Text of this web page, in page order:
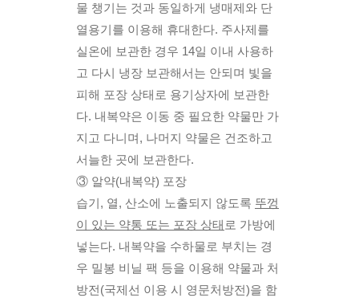
물 챙기는 것과 동일하게 냉매제와 단
열용기를 이용해 휴대한다. 주사제를
실온에 보관한 경우 14일 이내 사용하
고 다시 냉장 보관해서는 안되며 빛을
피해 포장 상태로 용기상자에 보관한
다. 내복약은 이동 중 필요한 약물만 가
지고 다니며, 나머지 약물은 건조하고
서늘한 곳에 보관한다.
③ 알약(내복약) 포장
습기, 열, 산소에 노출되지 않도록 뚜껑
이 있는 약통 또는 포장 상태 로 가방에
넣는다. 내복약을 수하물로 부치는 경
우 밀봉 비닐 팩 등을 이용해 약물과 처
방전(국제선 이용 시 영문처방전)을 함